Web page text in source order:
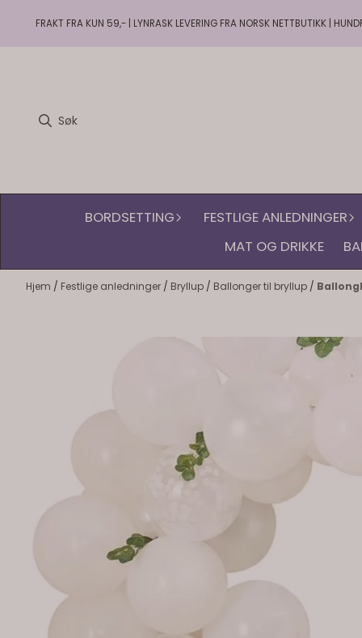
Hopp til innhold
FRAKT FRA KUN 59,- | LYNRASK LEVERING FRA NORSK NETTBUTIKK |
BORDSETTING FESTLIGE ANLEDNINGER
MAT OG DRIKKE
Hjem / Festlige anledninger / Bryllup / Ballonger til bryllup /